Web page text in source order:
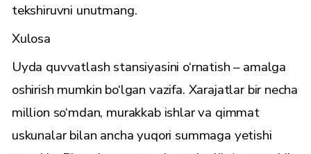
tekshiruvni unutmang.
Xulosa
Uyda quvvatlash stansiyasini o‘rnatish – amalga
oshirish mumkin bo‘lgan vazifa. Xarajatlar bir necha
million so‘mdan, murakkab ishlar va qimmat
uskunalar bilan ancha yuqori summaga yetishi